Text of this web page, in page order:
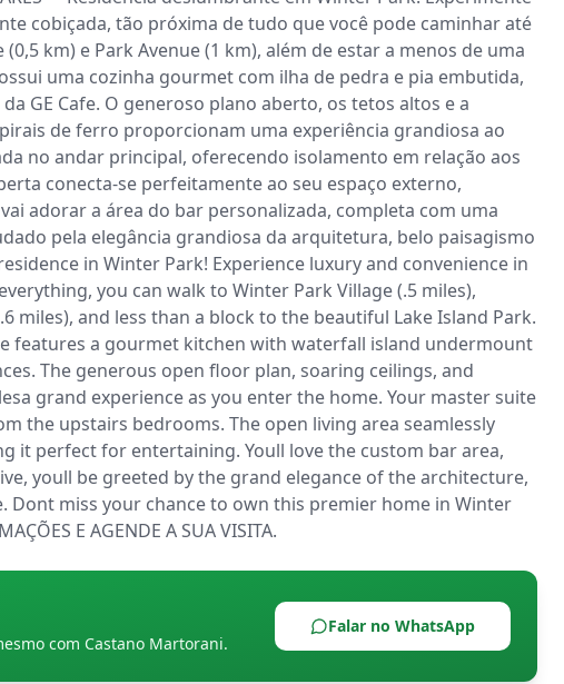
cobiçada, tão próxima de tudo que você pode caminhar até
km) e Park Avenue (1 km), além de estar a menos de uma
uma cozinha gourmet com ilha de pedra e pia embutida,
GE Cafe. O generoso plano aberto, os tetos altos e a
de ferro proporcionam uma experiência grandiosa ao
no andar principal, oferecendo isolamento em relação aos
conecta-se perfeitamente ao seu espaço externo,
adorar a área do bar personalizada, completa com uma
pela elegância grandiosa da arquitetura, belo paisagismo
in Winter Park! Experience luxury and convenience in
you can walk to Winter Park Village (.5 miles),
miles), and less than a block to the beautiful Lake Island Park.
features a gourmet kitchen with waterfall island undermount
The generous open floor plan, soaring ceilings, and
grand experience as you enter the home. Your master suite
the upstairs bedrooms. The open living area seamlessly
it perfect for entertaining. Youll love the custom bar area,
youll be greeted by the grand elegance of the architecture,
Dont miss your chance to own this premier home in Winter
E AGENDE A SUA VISITA.
com Castano Martorani.
Falar no WhatsApp